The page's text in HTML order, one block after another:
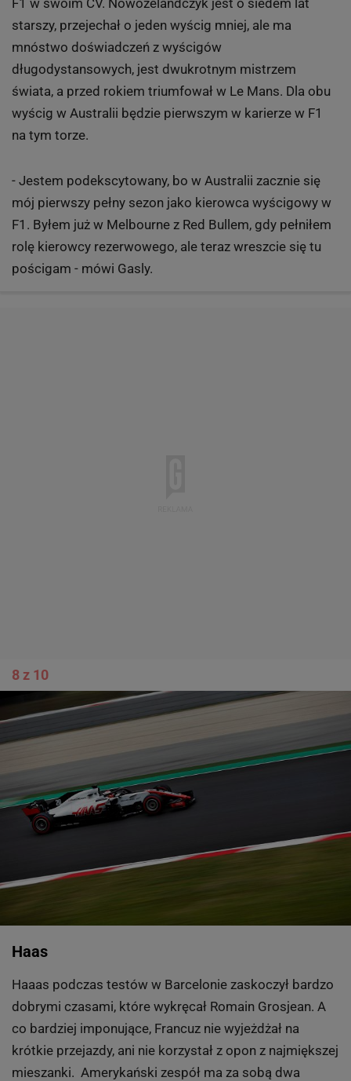
starszy, przejechał o jeden wyścig mniej, ale ma
mnóstwo doświadczeń z wyścigów
długodystansowych, jest dwukrotnym mistrzem
świata, a przed rokiem triumfował w Le Mans. Dla obu
wyścig w Australii będzie pierwszym w karierze w F1
na tym torze.
- Jestem podekscytowany, bo w Australii zacznie się
mój pierwszy pełny sezon jako kierowca wyścigowy w
F1. Byłem już w Melbourne z Red Bullem, gdy pełniłem
rolę kierowcy rezerwowego, ale teraz wreszcie się tu
pościgam - mówi Gasly.
8 z 10
Haas
Haaas podczas testów w Barcelonie zaskoczył bardzo
dobrymi czasami, które wykręcał Romain Grosjean. A
co bardziej imponujące, Francuz nie wyjeżdżał na
krótkie przejazdy, ani nie korzystał z opon z najmiększej
mieszanki. Amerykański zespół ma za sobą dwa